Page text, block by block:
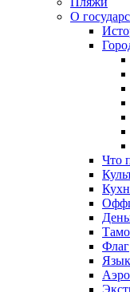
О
Что
Флаг
Язык